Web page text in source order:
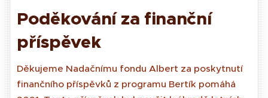
Poděkování za finanční
příspěvek
Děkujeme Nadačnímu fondu Albert za poskytnutí
finančního příspěvků z programu Bertík pomáhá